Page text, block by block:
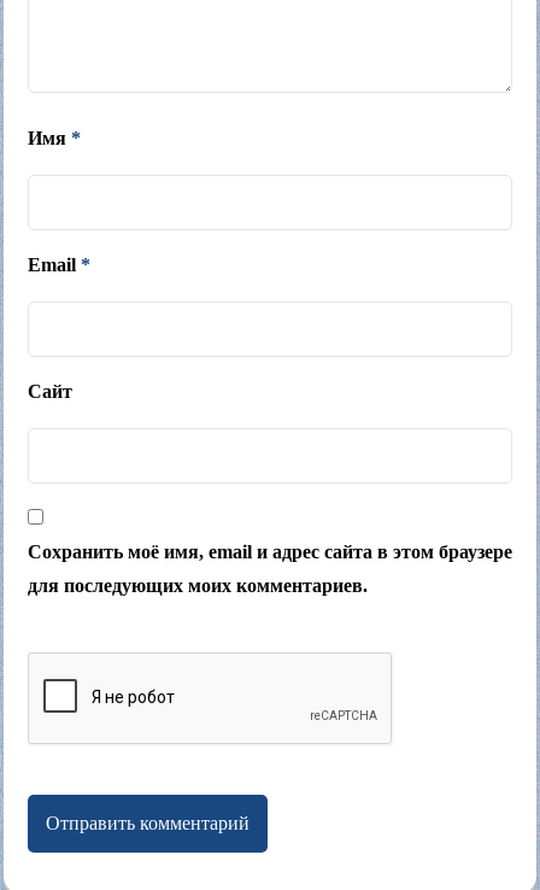
Имя *
Email *
Сайт
Сохранить моё имя, email и адрес сайта в этом браузере
для последующих моих комментариев.